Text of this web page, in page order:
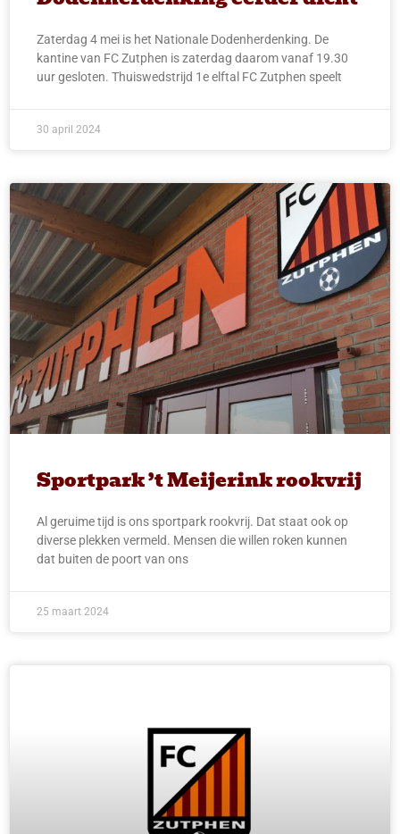
Zaterdag 4 mei is het Nationale Dodenherdenking. De
kantine van FC Zutphen is zaterdag daarom vanaf 19.30
uur gesloten. Thuiswedstrijd 1e elftal FC Zutphen speelt
30 april 2024
Sportpark ’t Meijerink rookvrij
Al geruime tijd is ons sportpark rookvrij. Dat staat ook op
diverse plekken vermeld. Mensen die willen roken kunnen
dat buiten de poort van ons
25 maart 2024